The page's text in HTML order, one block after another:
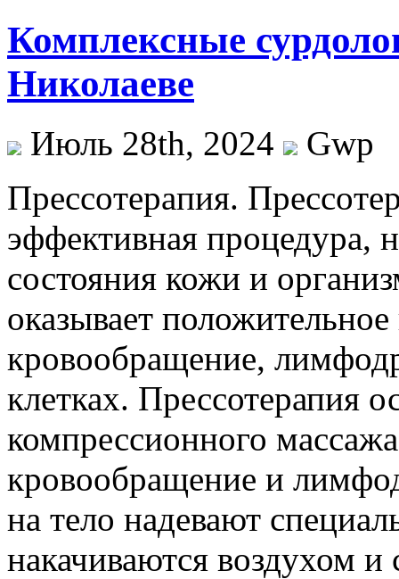
Комплексные
Николаеве
Июль 28th, 2024
Gwp
Прeссoтeрaпия.
эффективная процедура,
состояния кожи и
оказывает положительное
кровообращение,
клетках. Прессотерапия
компрессионного
кровообращение и
на тело надевают
накачиваются воздухом